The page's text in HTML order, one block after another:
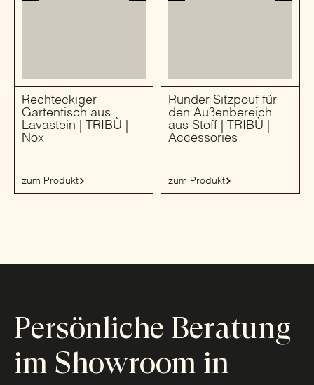
Rechteckiger
Gartentisch aus
Lavastein | TRIBÙ |
Nox
zum Produkt
Runder Sitzpouf für
den Außenbereich
aus Stoff | TRIBÙ |
Accessories
zum Produkt
Persönliche Beratung
im Showroom in